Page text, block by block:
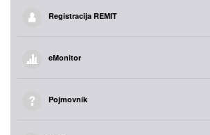
Registracija REMIT
eMonitor
Pojmovnik